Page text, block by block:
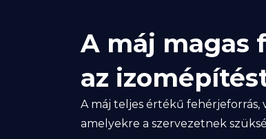
A máj magas
az
A máj teljes értékű fehérjeforrás,
amelyekre a szervezetnek